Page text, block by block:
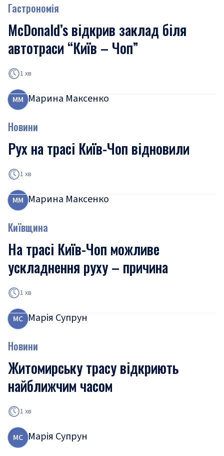
Гастрономія
McDonald’s відкрив заклад біля
автотраси “Київ – Чоп”
1 хв
ММ Марина Максенко
Новини
Рух на трасі Київ-Чоп відновили
1 хв
ММ Марина Максенко
Київщина
На трасі Київ-Чоп можливе
ускладнення руху – причина
1 хв
МС Марія Супрун
Новини
Житомирську трасу відкриють
найближчим часом
1 хв
МС Марія Супрун